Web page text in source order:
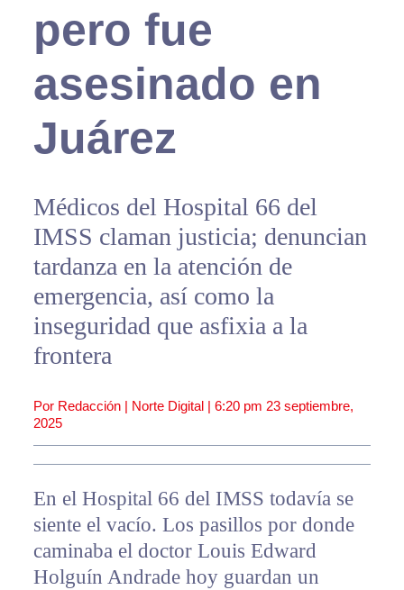
pero fue
asesinado en
Juárez
Médicos del Hospital 66 del
IMSS claman justicia; denuncian
tardanza en la atención de
emergencia, así como la
inseguridad que asfixia a la
frontera
Por Redacción | Norte Digital | 6:20 pm 23 septiembre,
2025
En el Hospital 66 del IMSS todavía se
siente el vacío. Los pasillos por donde
caminaba el doctor Louis Edward
Holguín Andrade hoy guardan un